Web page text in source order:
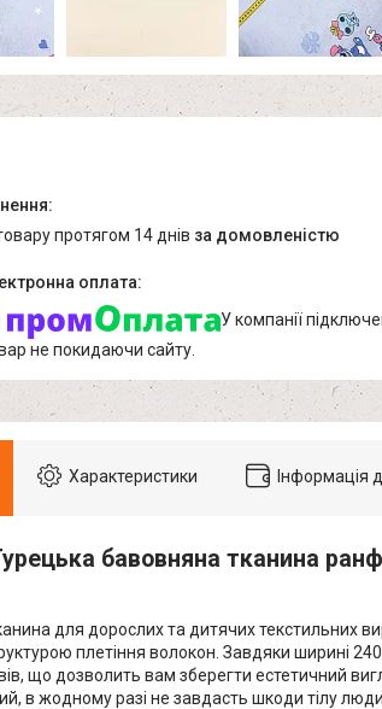
протягом 14 днів за домовленістю
У компанії
не покидаючи сайту.
Характеристики Інформація
бавовняна тканина
для дорослих та дитячих текстильних
плетіння волокон. Завдяки ширині
що дозволить вам зберегти естетичний
в жодному разі не завдасть шкоди тілу